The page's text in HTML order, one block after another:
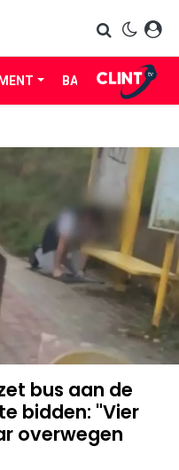
BABES LIFE
bus aan de
bidden: "Vier
overwegen